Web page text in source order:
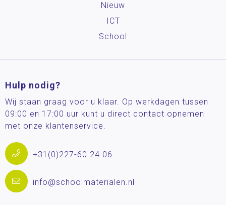
Nieuw
ICT
School
Hulp nodig?
Wij staan graag voor u klaar. Op werkdagen tussen
09:00 en 17:00 uur kunt u direct contact opnemen
met onze klantenservice.
+31(0)227-60 24 06
info@schoolmaterialen.nl